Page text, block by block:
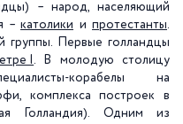
– народ, населяющий
– католики и протестанты.
группы. Первые голландцы
I . В молодую столицу
корабелы на
комплекса построек в
Голландия). Одним из